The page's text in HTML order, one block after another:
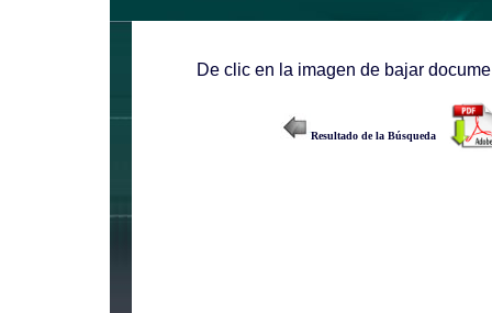
De clic en la imagen de bajar
Resultado de la Búsqueda